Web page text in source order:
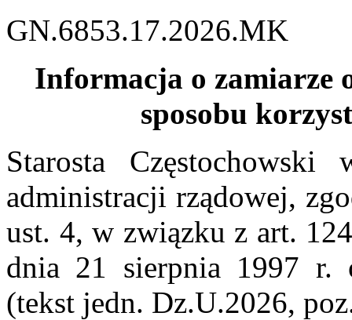
GN.6853.17.2026.MK
Informacja o zamiarze
sposobu
Starosta Częstochowski
administracji rządowej,
ust. 4, w związku z art.
dnia 21 sierpnia 1997 r.
(tekst jedn. Dz.U.2026,